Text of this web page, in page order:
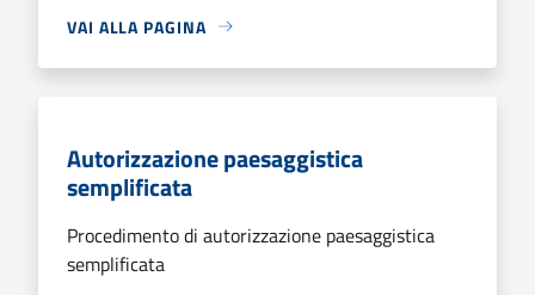
VAI ALLA PAGINA
Autorizzazione paesaggistica
semplificata
Procedimento di autorizzazione paesaggistica
semplificata